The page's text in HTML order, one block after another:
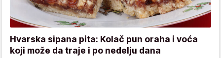
Hvarska sipana pita: Kolač pun oraha i voća
koji može da traje i po nedelju dana